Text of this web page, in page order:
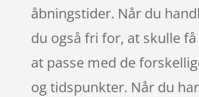
åbningstider. Når du
du også fri for, at skulle
at passe med de
og tidspunkter. Når du